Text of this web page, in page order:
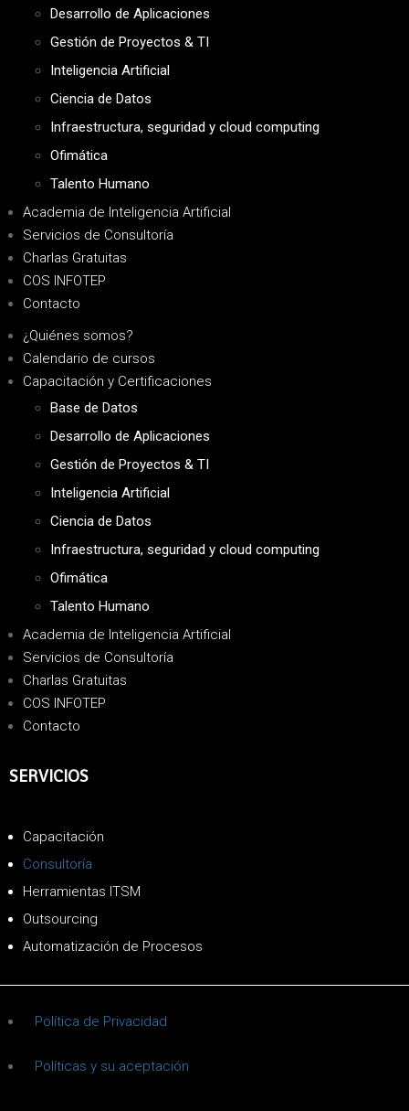
Desarrollo de Aplicaciones
Gestión de Proyectos & TI
Inteligencia Artificial
Ciencia de Datos
Infraestructura, seguridad y cloud computing
Ofimática
Talento Humano
Academia de Inteligencia Artificial
Servicios de Consultoría
Charlas Gratuitas
COS INFOTEP
Contacto
¿Quiénes somos?
Calendario de cursos
Capacitación y Certificaciones
Base de Datos
Desarrollo de Aplicaciones
Gestión de Proyectos & TI
Inteligencia Artificial
Ciencia de Datos
Infraestructura, seguridad y cloud computing
Ofimática
Talento Humano
Academia de Inteligencia Artificial
Servicios de Consultoría
Charlas Gratuitas
COS INFOTEP
Contacto
SERVICIOS
Capacitación
Consultoría
Herramientas ITSM
Outsourcing
Automatización de Procesos
Política de Privacidad
Políticas y su aceptación